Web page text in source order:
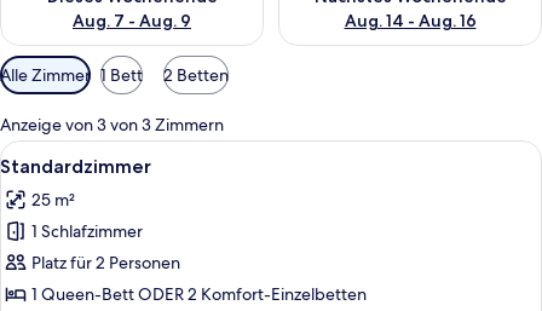
Aug. 7 - Aug. 9
Aug. 14 - Aug. 16
Verfügbare
Filter
für
Zimmer
Alle Zimmer 1 Bett 2 Betten
Anzeige von 3 von 3 Zimmern
Alle
Fotos
für
Standardzimmer
anzeigen
Standardzimmer | Minibar,
8
Standardzimmer
25 m²
1 Schlafzimmer
Platz für 2 Personen
1 Queen-Bett ODER 2 Komfort-Einzelbetten